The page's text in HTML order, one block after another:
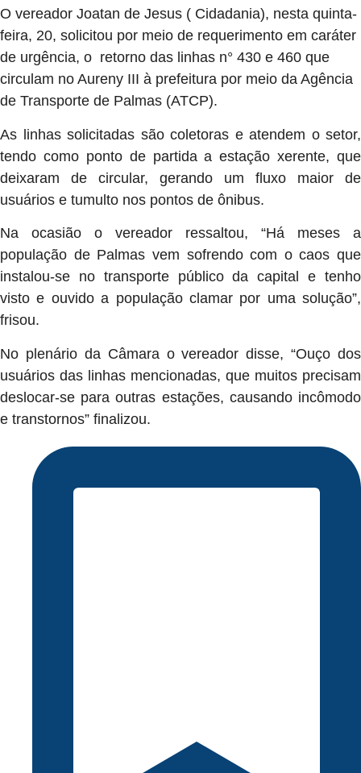
O vereador Joatan de Jesus ( Cidadania), nesta quinta-
feira, 20, solicitou por meio de requerimento em caráter
de urgência, o retorno das linhas n° 430 e 460 que
circulam no Aureny III à prefeitura por meio da Agência
de Transporte de Palmas (ATCP).
As linhas solicitadas são coletoras e atendem o setor,
tendo como ponto de partida a estação xerente, que
deixaram de circular, gerando um fluxo maior de
usuários e tumulto nos pontos de ônibus.
Na ocasião o vereador ressaltou, “Há meses a
população de Palmas vem sofrendo com o caos que
instalou-se no transporte público da capital e tenho
visto e ouvido a população clamar por uma solução”,
frisou.
No plenário da Câmara o vereador disse, “Ouço dos
usuários das linhas mencionadas, que muitos precisam
deslocar-se para outras estações, causando incômodo
e transtornos” finalizou.